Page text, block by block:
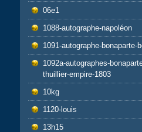
06e1
1088-autographe-napoléon
1091-autographe-bonaparte-
1092a-autographes-
thuillier-empire-1803
10kg
1120-louis
13h15